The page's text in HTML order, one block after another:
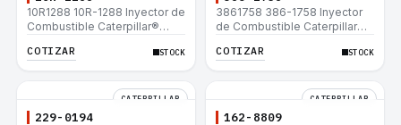
10R1288 10R-1288 Inyector de
Combustible Caterpillar®
3516C 854G 992G
COTIZAR STOCK
3861758 386-1758 Inyector
de Combustible Caterpillar®
3516C 854G 992G
COTIZAR STOCK
CATERPILLAR
229-0194
CATERPILLAR
162-8809